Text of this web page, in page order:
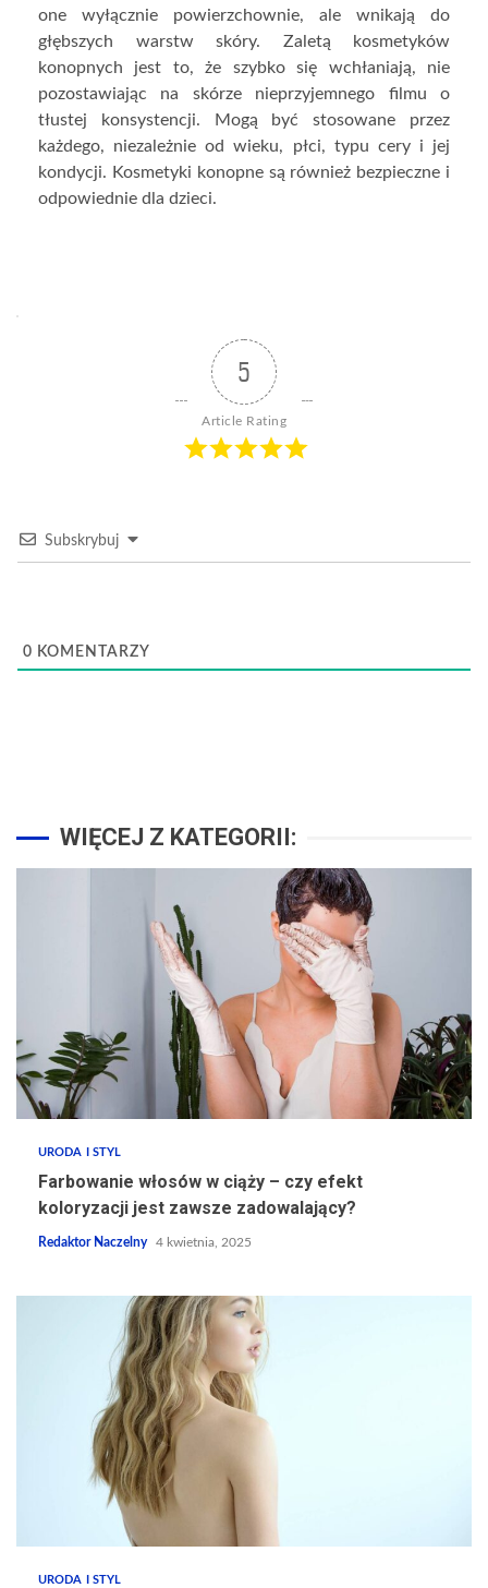
one wyłącznie powierzchownie, ale wnikają do
głębszych warstw skóry. Zaletą kosmetyków
konopnych jest to, że szybko się wchłaniają, nie
pozostawiając na skórze nieprzyjemnego filmu o
tłustej konsystencji. Mogą być stosowane przez
każdego, niezależnie od wieku, płci, typu cery i jej
kondycji. Kosmetyki konopne są również bezpieczne i
odpowiednie dla dzieci.
5
Article Rating
Subskrybuj
0 KOMENTARZY
WIĘCEJ Z KATEGORII:
URODA I STYL
Farbowanie włosów w ciąży – czy efekt
koloryzacji jest zawsze zadowalający?
Redaktor Naczelny 4 kwietnia, 2025
URODA I STYL